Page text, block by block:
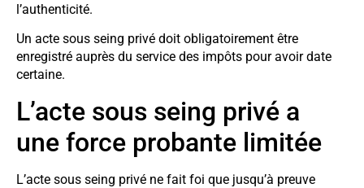
l’authenticité.
Un acte sous seing privé doit obligatoirement être
enregistré auprès du service des impôts pour avoir date
certaine.
L’acte sous seing privé a
une force probante limitée
L’acte sous seing privé ne fait foi que jusqu’à preuve